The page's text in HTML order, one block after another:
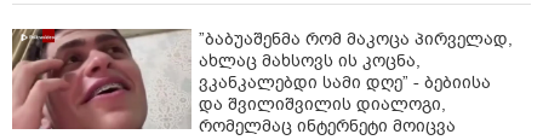
”ბაბუაშენმა რომ მაკოცა პირველად,
ახლაც მახსოვს ის კოცნა,
ვკანკალებდი სამი დღე” - ბებიისა
და შვილიშვილის დიალოგი,
რომელმაც ინტერნეტი მოიცვა